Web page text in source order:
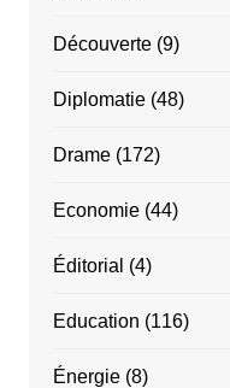
Découverte(9)
Diplomatie(48)
Drame(172)
Economie(44)
Éditorial (4)
Education (116)
Énergie(8)